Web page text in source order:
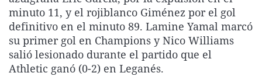
La rosa de los vientos
Gente viajera
Como el perro y el
Caso
Retornados
Equipo de
Extremadura
Galicia
La Rioja
Virales
Televisión
Elecciones
minuto 11, y el rojiblanco Giménez por el gol
definitivo en el minuto 89. Lamine Yamal marcó
su primer gol en Champions y Nico Williams
salió lesionado durante el partido que el
Athletic ganó (0-2) en Leganés.